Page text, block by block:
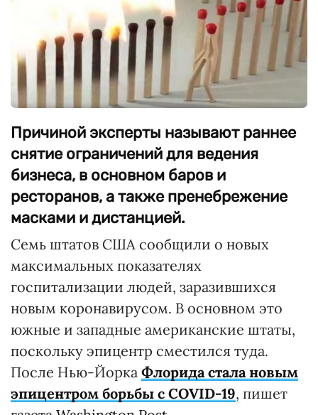
Причиной эксперты называют раннее
снятие ограничений для ведения
бизнеса, в основном баров и
ресторанов, а также пренебрежение
масками и дистанцией.
Семь штатов США сообщили о новых
максимальных показателях
госпитализации людей, заразившихся
новым коронавирусом. В основном это
южные и западные американские штаты,
поскольку эпицентр сместился туда.
После Нью-Йорка Флорида стала новым
эпицентром борьбы с COVID-19, пишет